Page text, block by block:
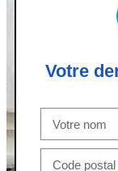
Votre